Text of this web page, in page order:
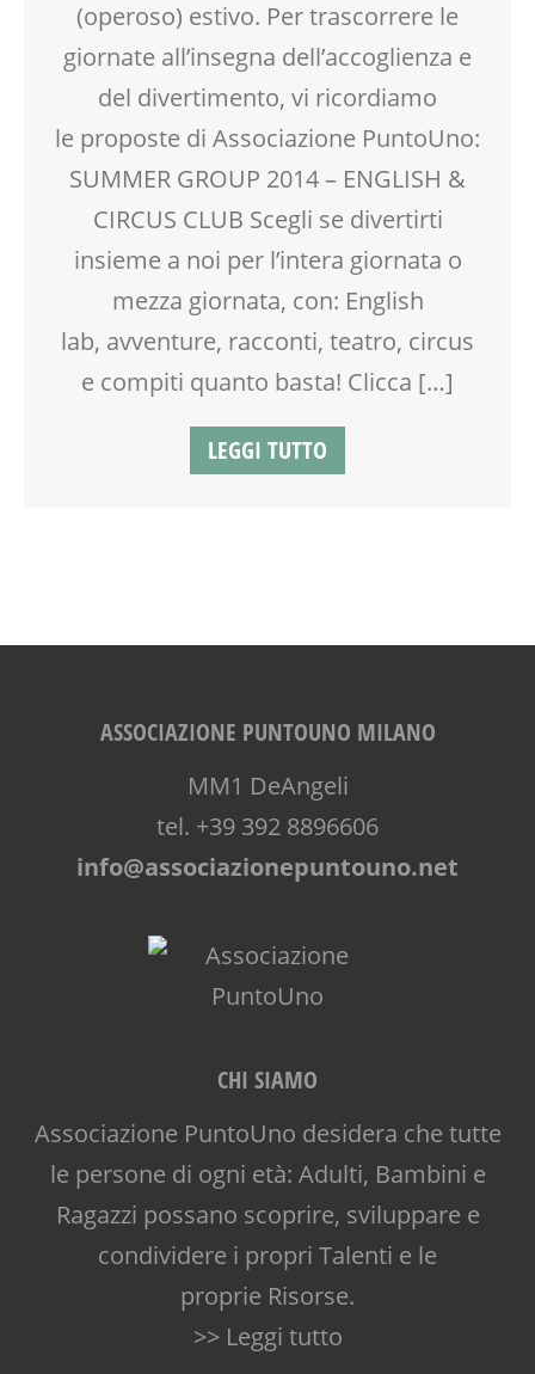
GENITORI
GIOCO
GRUPPO ESTIVO
INGLESE PER BAMBINI E RAGAZZI
LABORATORIO
MAMME
PEDAGOGIA
PSICOLOGIA
SCUOLA
SOCIALIZZAZIONE
(operoso) estivo. Per trascorrere le
giornate all’insegna dell’accoglienza e
del divertimento, vi ricordiamo
le proposte di Associazione PuntoUno:
SUMMER GROUP 2014 – ENGLISH &
CIRCUS CLUB Scegli se divertirti
insieme a noi per l’intera giornata o
mezza giornata, con: English
lab, avventure, racconti, teatro, circus
e compiti quanto basta! Clicca […]
LEGGI TUTTO
ASSOCIAZIONE PUNTOUNO MILANO
MM1 DeAngeli
tel. +39 392 8896606
info@associazionepuntouno.net
CHI SIAMO
Associazione PuntoUno desidera che tutte
le persone di ogni età: Adulti, Bambini e
Ragazzi possano scoprire, sviluppare e
condividere i propri Talenti e le
proprie Risorse.
>> Leggi tutto